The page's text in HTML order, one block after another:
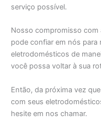
serviço possível.
Nosso compromisso com
pode confiar em nós para
eletrodomésticos de
você possa voltar à sua
Então, da próxima vez
com seus
hesite em nos chamar.